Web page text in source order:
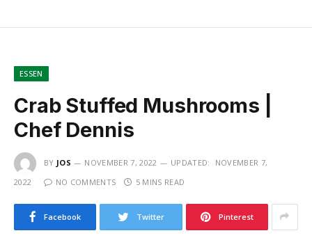
ESSEN
Crab Stuffed Mushrooms |
Chef Dennis
BY JOS NOVEMBER 7, 2022 UPDATED:
NOVEMBER 7,
2022
NO COMMENTS 5 MINS READ
Facebook Twitter Pinterest